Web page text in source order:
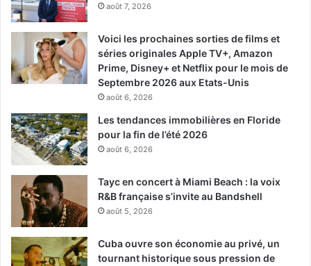
août 7, 2026
Voici les prochaines sorties de films et
séries originales Apple TV+, Amazon
Prime, Disney+ et Netflix pour le mois de
Septembre 2026 aux Etats-Unis
août 6, 2026
Les tendances immobilières en Floride
pour la fin de l’été 2026
août 6, 2026
Tayc en concert à Miami Beach : la voix
R&B française s’invite au Bandshell
août 5, 2026
Cuba ouvre son économie au privé, un
tournant historique sous pression de